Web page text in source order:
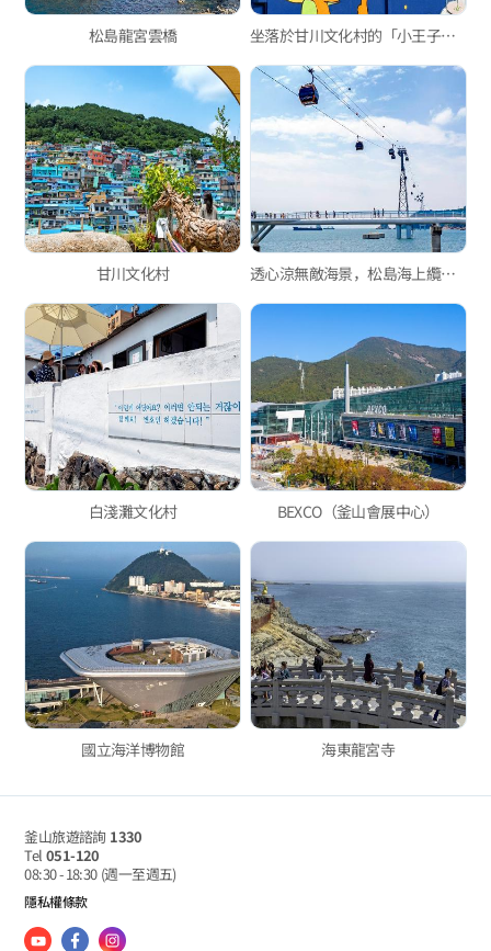
松島龍宮雲橋 坐落於甘川文化村的「小王子之家」
甘川文化村 透心涼無敵海景，松島海上纜車！
白淺灘文化村 BEXCO（釜山會展中心）
國立海洋博物館 海東龍宮寺
釜山旅遊諮詢 1330
Tel 051-120
08:30 - 18:30 (週一至週五)
隱私權條款